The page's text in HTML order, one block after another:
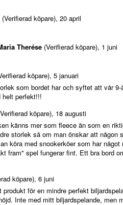
(Verifierad köpare), 20 april
Therése(Verifierad köpare), 1 juni
köpare), 5 januari
som bordet har och syftet att vår
helt perfekt!!!
köpare), 18 augusti
känns mer som fleece än som en
storlek så om man önskar att någon
köra med snookerköer som har något
fram" spel fungerar fint. Ett bra bord
köpare), 6 juni
produkt för en mindre perfekt
Inte med mitt biljardspelande, men